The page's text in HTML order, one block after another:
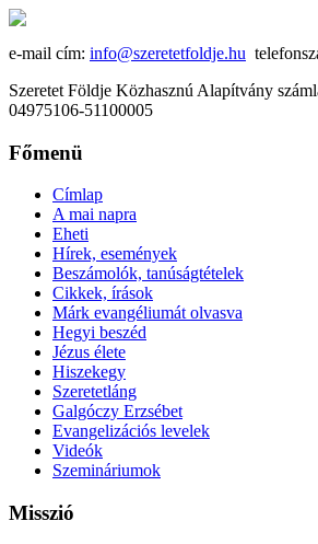
e-mail cím: info@szeretetfoldje.hu
Szeretet Földje Közhasznú Alapítvány
04975106-51100005
Főmenü
Címlap
A mai napra
Eheti
Hírek, események
Beszámolók, tanúságtételek
Cikkek, írások
Márk evangéliumát olvasva
Hegyi beszéd
Jézus élete
Hiszekegy
Szeretetláng
Galgóczy Erzsébet
Evangelizációs levelek
Videók
Szemináriumok
Misszió